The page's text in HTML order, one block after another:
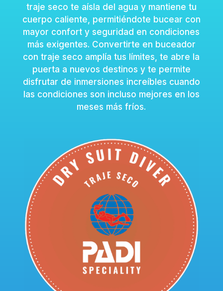
traje seco te aísla del agua y mantiene tu
cuerpo caliente, permitiéndote bucear con
mayor confort y seguridad en condiciones
más exigentes. Convertirte en buceador
con traje seco amplía tus límites, te abre la
puerta a nuevos destinos y te permite
disfrutar de inmersiones increíbles cuando
las condiciones son incluso mejores en los
meses más fríos.